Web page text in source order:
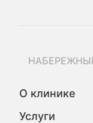
О клинике
Услуги